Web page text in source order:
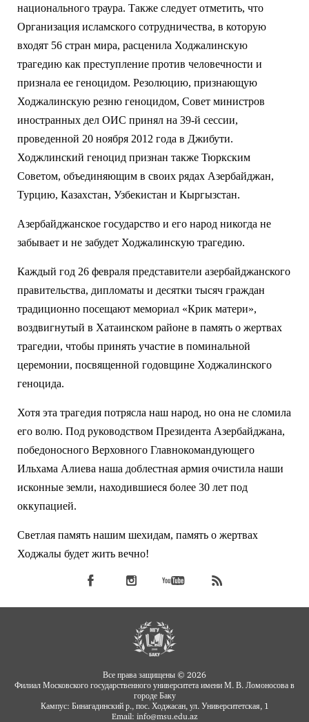
национального траура. Также следует отметить, что
Организация исламского сотрудничества, в которую
входят 56 стран мира, расценила Ходжалинскую
трагедию как преступление против человечности и
признала ее геноцидом. Резолюцию, признающую
Ходжалинскую резню геноцидом, Совет министров
иностранных дел ОИС принял на 39-й сессии,
проведенной 20 ноября 2012 года в Джибути.
Ходжлинский геноцид признан также Тюркским
Советом, объединяющим в своих рядах Азербайджан,
Турцию, Казахстан, Узбекистан и Кыргызстан.
Азербайджанское государство и его народ никогда не
забывает и не забудет Ходжалинскую трагедию.
Каждый год 26 февраля представители азербайджанского
правительства, дипломаты и десятки тысяч граждан
традиционно посещают мемориал «Крик матери»,
воздвигнутый в Хатаинском районе в память о жертвах
трагедии, чтобы принять участие в поминальной
церемонии, посвященной годовщине Ходжалинского
геноцида.
Хотя эта трагедия потрясла наш народ, но она не сломила
его волю. Под руководством Президента Азербайджана,
победоносного Верховного Главнокомандующего
Ильхама Алиева наша доблестная армия очистила наши
исконные земли, находившиеся более 30 лет под
оккупацией.
Светлая память нашим шехидам, память о жертвах
Ходжалы будет жить вечно!
Все права защищены © 2026
Филиал Московского государственного университета имени М. В. Ломоносова в
городе Баку
Кампус: Бинагадинский р., пос. Ходжасан, ул. Университетская, 1
Email: info@msu.edu.az